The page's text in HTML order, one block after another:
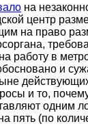
на
центр
на право
работу в
и
и то,
одним
пять (по